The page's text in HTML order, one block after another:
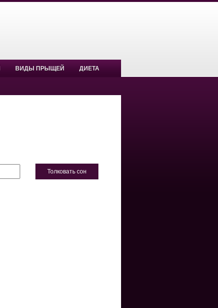
ВИДЫ ПРЫЩЕЙ ДИЕТА
Толковать сон